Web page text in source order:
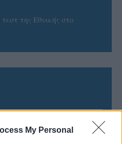
My Personal
της Εθνικής στο
ΠΕΝΥ ΡΟΝΤΟΓΙΑΝΝΗ